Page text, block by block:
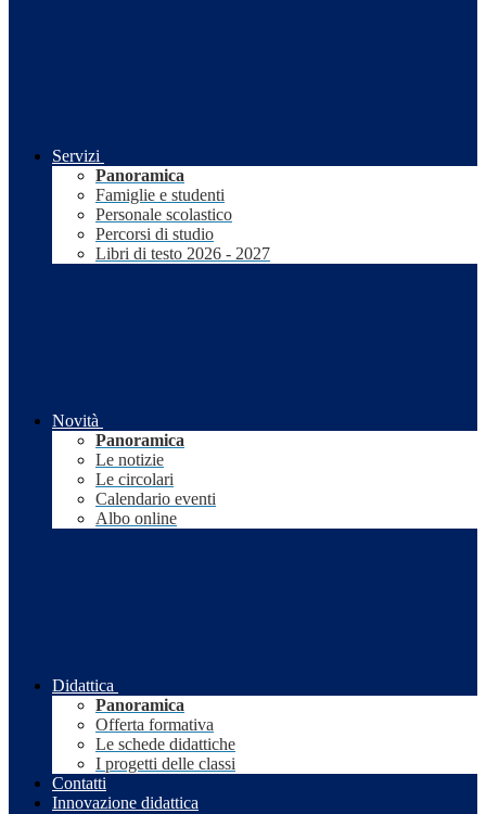
Servizi
Panoramica
Famiglie e studenti
Personale scolastico
Percorsi di studio
Libri di testo 2026 - 2027
Novità
Panoramica
Le notizie
Le circolari
Calendario eventi
Albo online
Didattica
Panoramica
Offerta formativa
Le schede didattiche
I progetti delle classi
Contatti
Innovazione didattica